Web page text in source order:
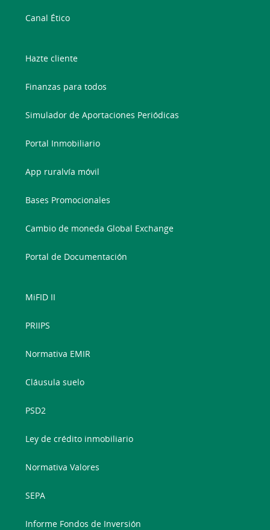
Canal Ético
Hazte cliente
Finanzas para todos
Simulador de Aportaciones Periódicas
Portal Inmobiliario
App ruralvía móvil
Bases Promocionales
Cambio de moneda Global Exchange
Portal de Documentación
MiFID II
PRIIPS
Normativa EMIR
Cláusula suelo
PSD2
Ley de crédito inmobiliario
Normativa Valores
SEPA
Informe Fondos de Inversión